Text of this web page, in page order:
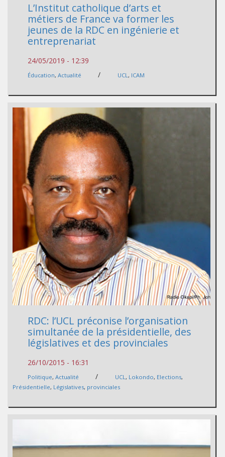
L’Institut catholique d’arts et
métiers de France va former les
jeunes de la RDC en ingénierie et
entreprenariat
24/05/2019 - 12:39
Éducation, Actualité / UCL , ICAM
RDC: l’UCL préconise l’organisation
simultanée de la présidentielle, des
législatives et des provinciales
26/10/2015 - 16:31
Politique, Actualité / UCL , Lokondo, Elections,
Présidentielle, Législatives, provinciales